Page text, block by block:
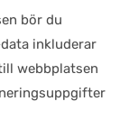
bör du
inkluderar
webbplatsen